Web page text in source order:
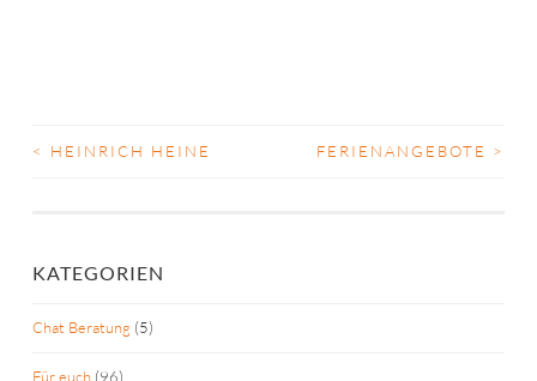
BEITRAGS-
< HEINRICH HEINE FERIENANGEBOTE >
KATEGORIEN
Chat Beratung (5)
Für euch (96)